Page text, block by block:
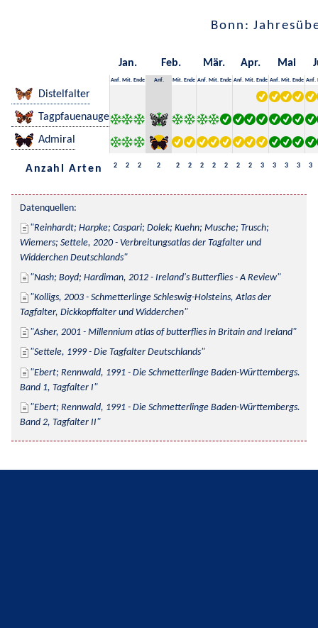
Bonn:
Jan. Feb. Mär. Apr. Mai
Anf. Mit. Ende Anf. Mit. Ende Anf. Mit. Ende Anf. Mit. Ende Anf. Mit. Ende Anf.
Distelfalter
Tagpfauenauge
Admiral
Anzahl Arten 2 2 2 2 2 2 2 2 2 2 2 3 3 3 3 3
Datenquellen:
Reinhardt; Harpke; Caspari; Dolek; Kuehn; Musche; Trusch;
Wiemers; Settele, 2020 - Verbreitungsatlas der Tagfalter und
Widderchen Deutschlands
Nash; Boyd; Hardiman, 2012 - Ireland's Butterflies - A Review
Kolligs, 2003 - Schmetterlinge Schleswig-Holsteins, Atlas der
Tagfalter, Dickkopffalter und Widderchen
Asher, 2001 - Millennium atlas of butterflies in Britain and Ireland
Settele, 1999 - Die Tagfalter Deutschlands
Ebert; Rennwald, 1991 - Die Schmetterlinge Baden-Württembergs.
Band 1, Tagfalter I
Ebert; Rennwald, 1991 - Die Schmetterlinge Baden-Württembergs.
Band 2, Tagfalter II